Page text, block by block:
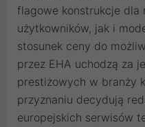
flagowe konstrukcje dla
użytkowników, jak i
stosunek ceny do
przez EHA uchodzą za
prestiżowych w branży
przyznaniu decydują
europejskich serwisów